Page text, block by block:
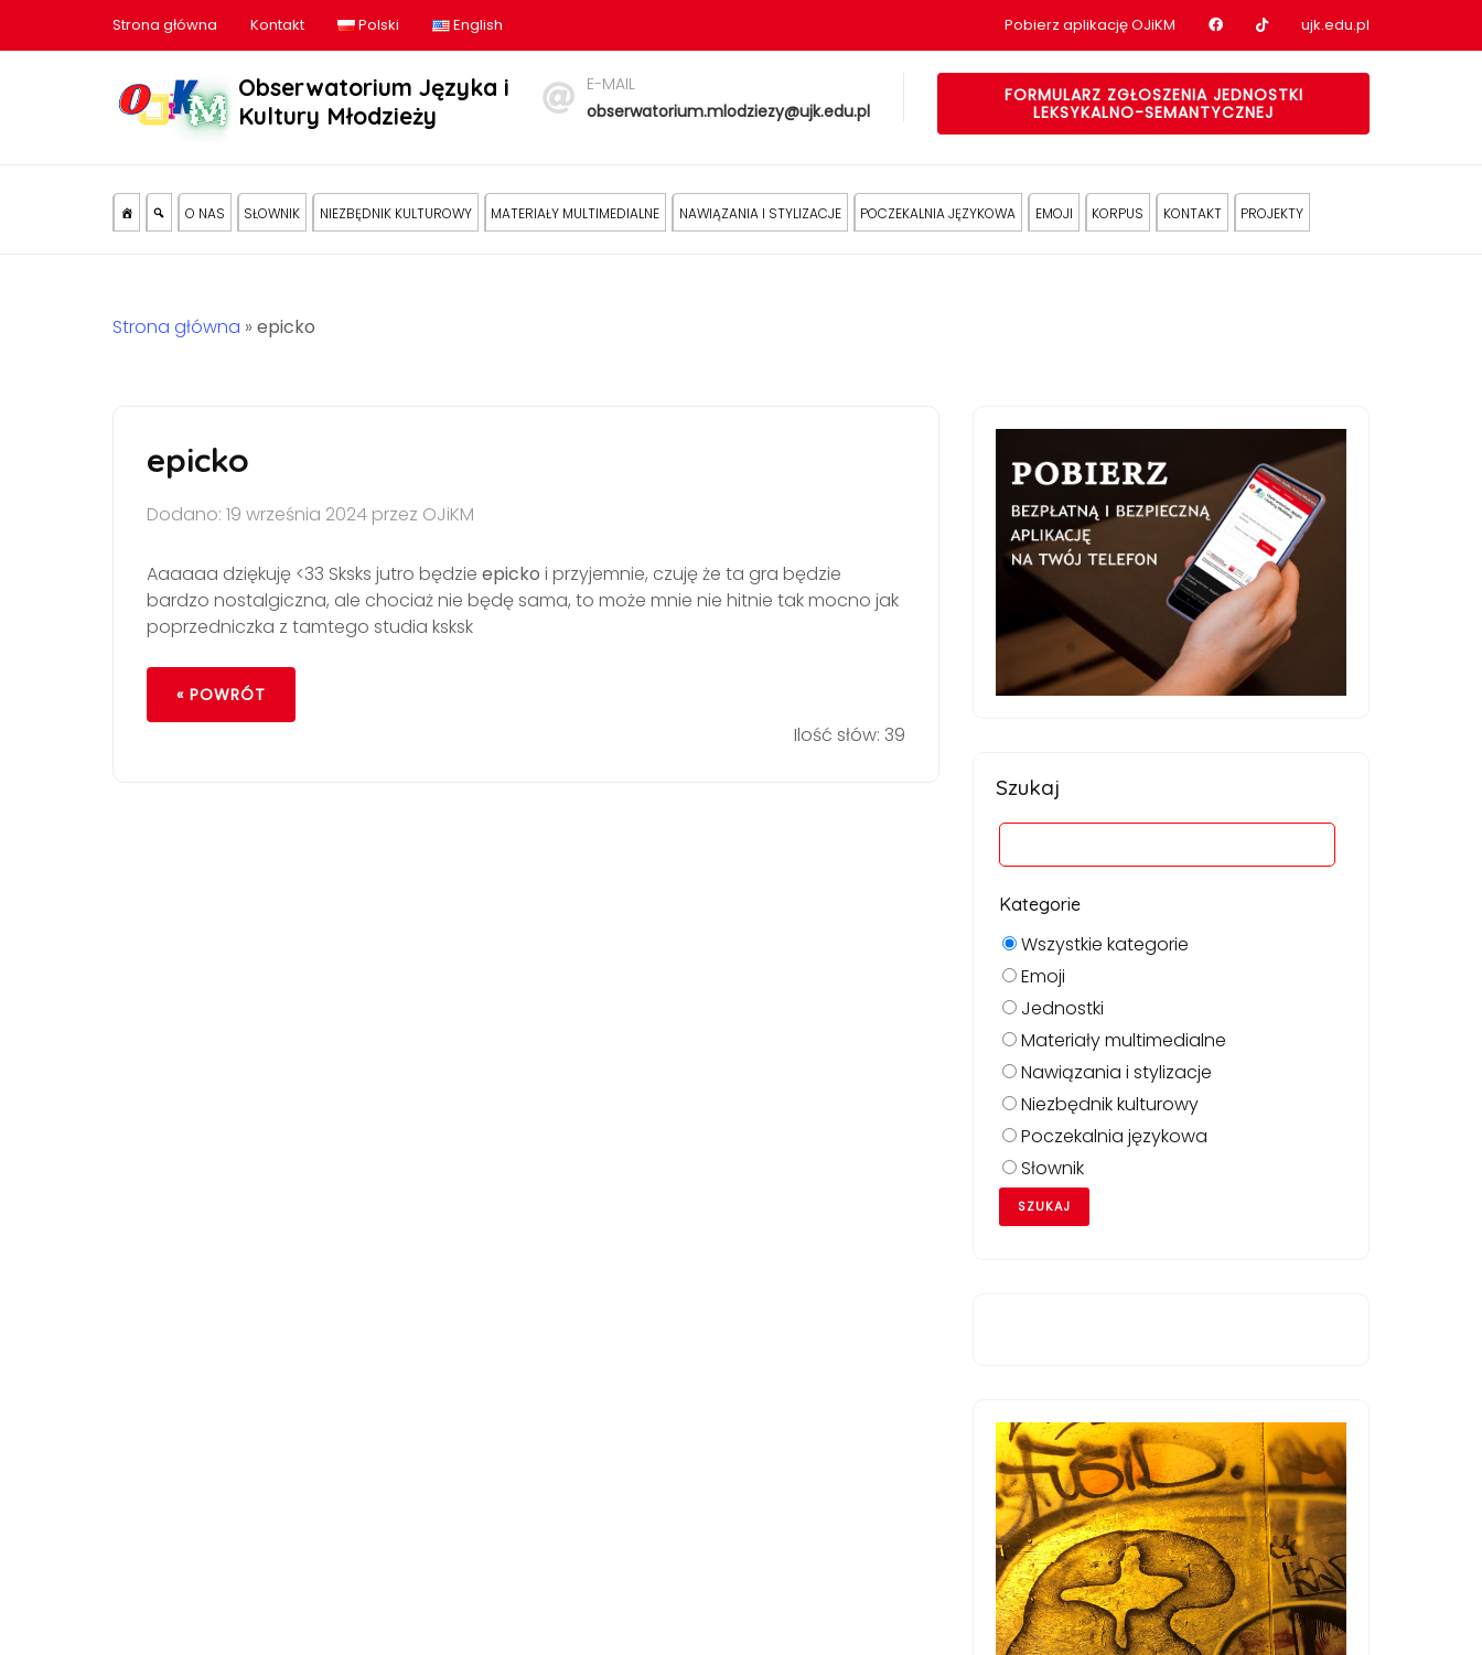
Strona główna Kontakt Polski English Pobierz aplikację OJiKM Nasz profil na Facebook
Nasz profil na tiktok
ujk.edu.pl
Obserwatorium Języka i
Kultury Młodzieży
E-MAIL
obserwatorium.mlodziezy@ujk.edu.pl
FORMULARZ ZGŁOSZENIA JEDNOSTKI
LEKSYKALNO-SEMANTYCZNEJ
O NAS SŁOWNIK NIEZBĘDNIK KULTUROWY MATERIAŁY MULTIMEDIALNE NAWIĄZANIA I STYLIZACJE POCZEKALNIA JĘZYKOWA EMOJI KORPUS KONTAKT PROJEKTY
Strona główna » epicko
epicko
Dodano: 19 września 2024 przez OJiKM
Aaaaaa dziękuję <33 Sksks jutro będzie epicko i przyjemnie, czuję że ta gra będzie
bardzo nostalgiczna, ale chociaż nie będę sama, to może mnie nie hitnie tak mocno jak
poprzedniczka z tamtego studia ksksk
« POWRÓT
Ilość słów: 39
Szukaj
Kategorie
Wszystkie kategorie
Emoji
Jednostki
Materiały multimedialne
Nawiązania i stylizacje
Niezbędnik kulturowy
Poczekalnia językowa
Słownik